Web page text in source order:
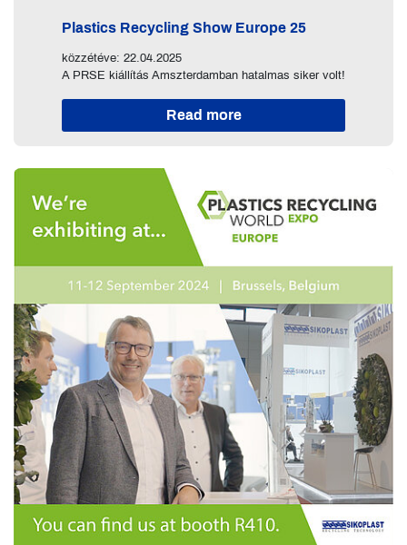
Plastics Recycling Show Europe 25
közzétéve: 22.04.2025
A PRSE kiállítás Amszterdamban hatalmas siker volt!
Read more